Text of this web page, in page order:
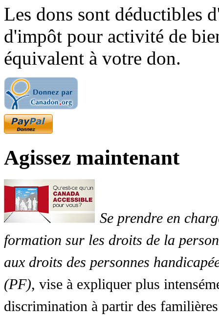
Les dons sont déductibles
d'impôt pour activité de
équivalent à votre don.
Agissez maintenant
Se prendre en
formation sur les droits de la
aux droits des personnes
(PF), vise à expliquer plus
discrimination à partir des